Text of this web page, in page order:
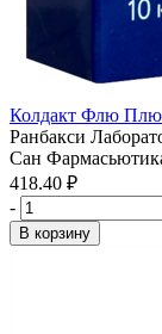
Колдакт Флю
Ранбакси
Сан
418.40 ₽
-
В корзину